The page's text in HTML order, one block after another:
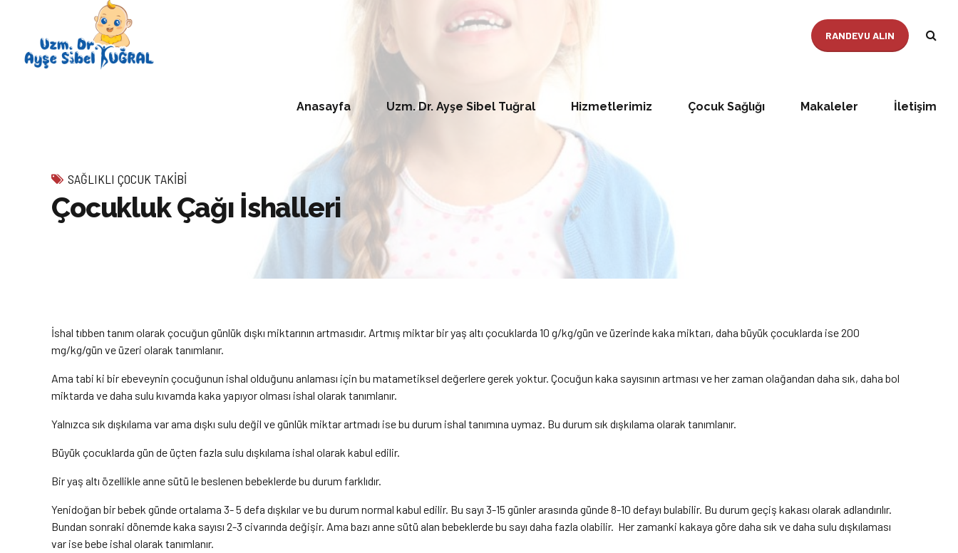
RANDEVU ALIN
Anasayfa Uzm. Dr. Ayşe Sibel Tuğral Hizmetlerimiz Çocuk Sağlığı Makaleler İletişim
SAĞLIKLI ÇOCUK TAKIBI
Çocukluk Çağı İshalleri
İshal tıbben tanım olarak çocuğun günlük dışkı miktarının artmasıdır. Artmış miktar bir yaş altı çocuklarda 10 g/kg/gün ve üzerinde kaka miktarı, daha büyük çocuklarda ise 200
mg/kg/gün ve üzeri olarak tanımlanır.
Ama tabi ki bir ebeveynin çocuğunun ishal olduğunu anlaması için bu matametiksel değerlere gerek yoktur. Çocuğun kaka sayısının artması ve her zaman olağandan daha sık, daha bol
miktarda ve daha sulu kıvamda kaka yapıyor olması ishal olarak tanımlanır.
Yalnızca sık dışkılama var ama dışkı sulu değil ve günlük miktar artmadı ise bu durum ishal tanımına uymaz. Bu durum sık dışkılama olarak tanımlanır.
Büyük çocuklarda gün de üçten fazla sulu dışkılama ishal olarak kabul edilir.
Bir yaş altı özellikle anne sütü le beslenen bebeklerde bu durum farklıdır.
Yenidoğan bir bebek günde ortalama 3- 5 defa dışkılar ve bu durum normal kabul edilir. Bu sayı 3-15 günler arasında günde 8-10 defayı bulabilir. Bu durum geçiş kakası olarak adlandırılır.
Bundan sonraki dönemde kaka sayısı 2-3 civarında değişir. Ama bazı anne sütü alan bebeklerde bu sayı daha fazla olabilir. Her zamanki kakaya göre daha sık ve daha sulu dışkılaması
var ise bebe ishal olarak tanımlanır.